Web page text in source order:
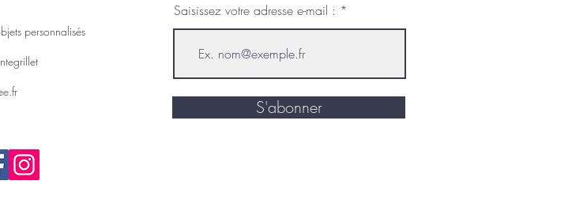
personnalisés
Saisissez votre adresse e-mail :
S'abonner